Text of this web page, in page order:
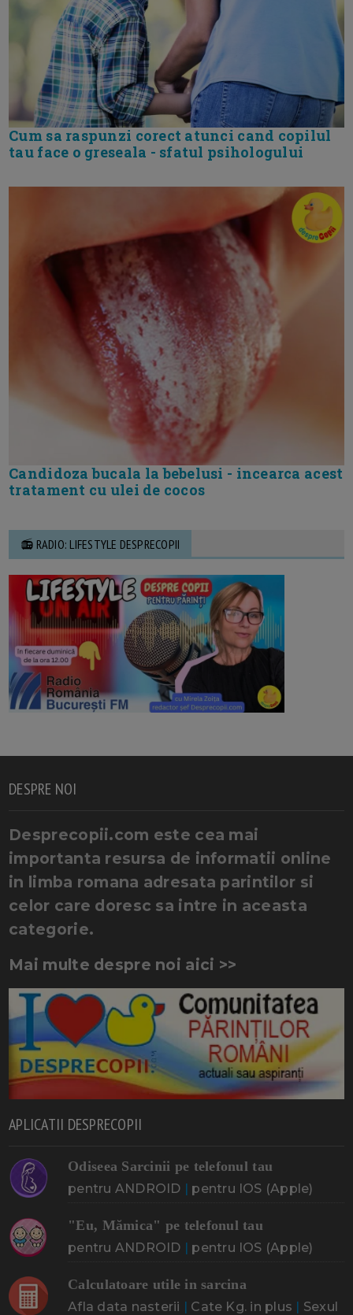
Cum sa raspunzi corect atunci cand copilul
tau face o greseala - sfatul psihologului
Candidoza bucala la bebelusi - incearca acest
tratament cu ulei de cocos
📻 RADIO: LIFESTYLE DESPRECOPII
DESPRE NOI
Desprecopii.com este cea mai
importanta resursa de informatii online
in limba romana adresata parintilor si
celor care doresc sa intre in aceasta
categorie.
Mai multe despre noi aici >>
APLICATII DESPRECOPII
Odiseea Sarcinii pe telefonul tau
pentru ANDROID | pentru IOS (Apple)
"Eu, Mămica" pe telefonul tau
pentru ANDROID | pentru IOS (Apple)
Calculatoare utile in sarcina
Afla data nasterii | Cate Kg. in plus | Sexul